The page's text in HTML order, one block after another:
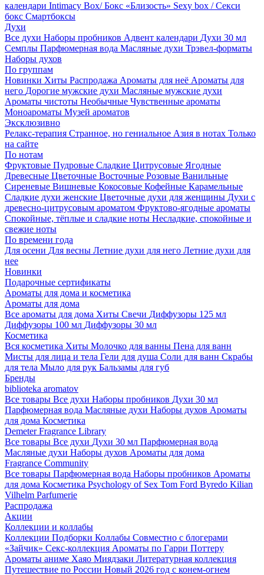
календари Intimacy Box/ Бокс «Близость» Sexy box / Секси
бокс Смартбоксы
Духи
Все духи Наборы пробников Адвент календари Духи 30 мл
Семплы Парфюмерная вода Масляные духи Трэвел-форматы
Наборы духов
По группам
Новинки Хиты Распродажа Ароматы для неё Ароматы для
него Дорогие мужские духи Масляные мужские духи
Ароматы чистоты Необычные Чувственные ароматы
Моноароматы Музей ароматов
Эксклюзивно
Релакс-терапия Странное, но гениальное Азия в нотах Только
на сайте
По нотам
Фруктовые Пудровые Сладкие Цитрусовые Ягодные
Древесные Цветочные Восточные Розовые Ванильные
Сиреневые Вишневые Кокосовые Кофейные Карамельные
Сладкие духи женские Цветочные духи для женщины Духи с
древесно-цитрусовым ароматом Фруктово-ягодные ароматы
Спокойные, тёплые и сладкие ноты Несладкие, спокойные и
свежие ноты
По времени года
Для осени Для весны Летние духи для него Летние духи для
нее
Новинки
Подарочные сертификаты
Ароматы для дома и косметика
Ароматы для дома
Все ароматы для дома Хиты Свечи Диффузоры 125 мл
Диффузоры 100 мл Диффузоры 30 мл
Косметика
Вся косметика Хиты Молочко для ванны Пена для ванн
Мисты для лица и тела Гели для душа Соли для ванн Скрабы
для тела Мыло для рук Бальзамы для губ
Бренды
biblioteka aromatov
Все товары Все духи Наборы пробников Духи 30 мл
Парфюмерная вода Масляные духи Наборы духов Ароматы
для дома Косметика
Demeter Fragrance Library
Все товары Все духи Духи 30 мл Парфюмерная вода
Масляные духи Наборы духов Ароматы для дома
Fragrance Community
Все товары Парфюмерная вода Наборы пробников Ароматы
для дома Косметика Psychology of Sex Tom Ford Byredo Kilian
Vilhelm Parfumerie
Распродажа
Акции
Коллекции и коллабы
Коллекции Подборки Коллабы Совместно с блогерами
«Зайчик» Секс-коллекция Ароматы по Гарри Поттеру
Ароматы аниме Хаяо Миядзаки Литературная коллекция
Путешествие по России Новый 2026 год с конем-огнем